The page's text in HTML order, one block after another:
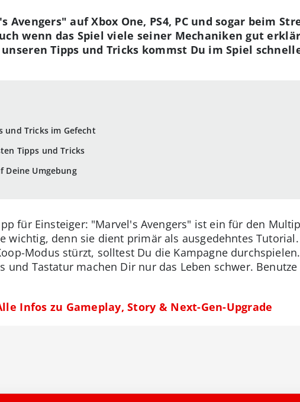
und Tricks im Gefecht
Tipps und Tricks
Deine Umgebung
auf Xbox One, PS4, PC und sogar beim
wenn das Spiel viele seiner Mechaniken gut
Tipps und Tricks kommst Du im Spiel
für Einsteiger: "Marvel's Avengers" ist ein für den
wichtig, denn sie dient primär als ausgedehntes
Modus stürzt, solltest Du die Kampagne
und Tastatur machen Dir nur das Leben schwer.
Infos zu Gameplay, Story & Next-Gen-Upgrade